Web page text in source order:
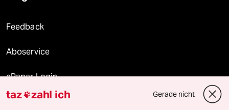
Feedback
Aboservice
ePaper Login
Downloads für Abonnierende
taz zahl ich Gerade nicht